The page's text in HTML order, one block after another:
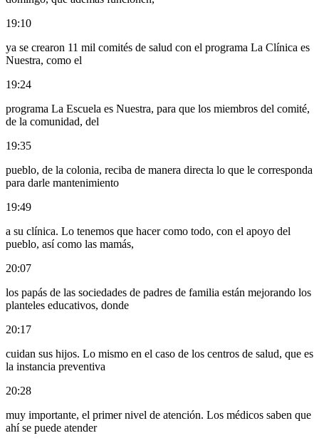
19:10
ya se crearon 11 mil comités de salud con el programa La Clínica es
Nuestra, como el
19:24
programa La Escuela es Nuestra, para que los miembros del comité,
de la comunidad, del
19:35
pueblo, de la colonia, reciba de manera directa lo que le corresponda
para darle mantenimiento
19:49
a su clínica. Lo tenemos que hacer como todo, con el apoyo del
pueblo, así como las mamás,
20:07
los papás de las sociedades de padres de familia están mejorando los
planteles educativos, donde
20:17
cuidan sus hijos. Lo mismo en el caso de los centros de salud, que es
la instancia preventiva
20:28
muy importante, el primer nivel de atención. Los médicos saben que
ahí se puede atender